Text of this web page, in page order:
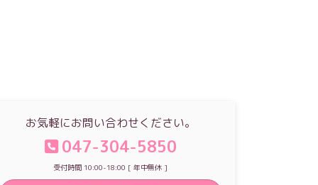
お気軽にお問い合わせください。
047-304-5850
受付時間 10:00-18:00 [ 年中無休 ]